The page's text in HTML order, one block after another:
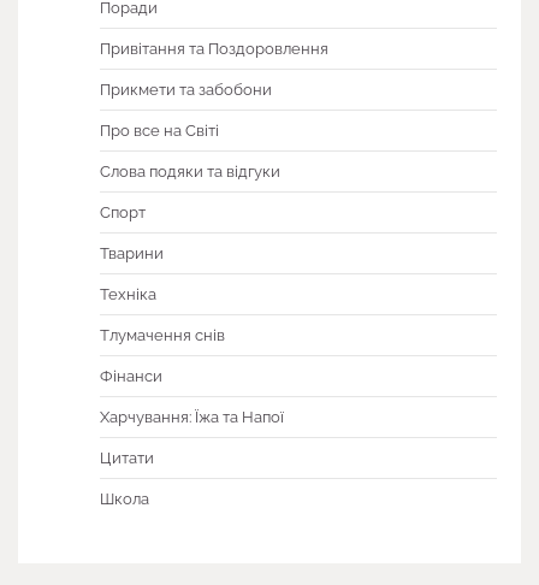
Поради
Привітання та Поздоровлення
Прикмети та забобони
Про все на Світі
Слова подяки та відгуки
Спорт
Тварини
Техніка
Тлумачення снів
Фінанси
Харчування: Їжа та Напої
Цитати
Школа